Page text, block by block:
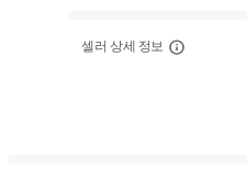
셀러 상세 정보